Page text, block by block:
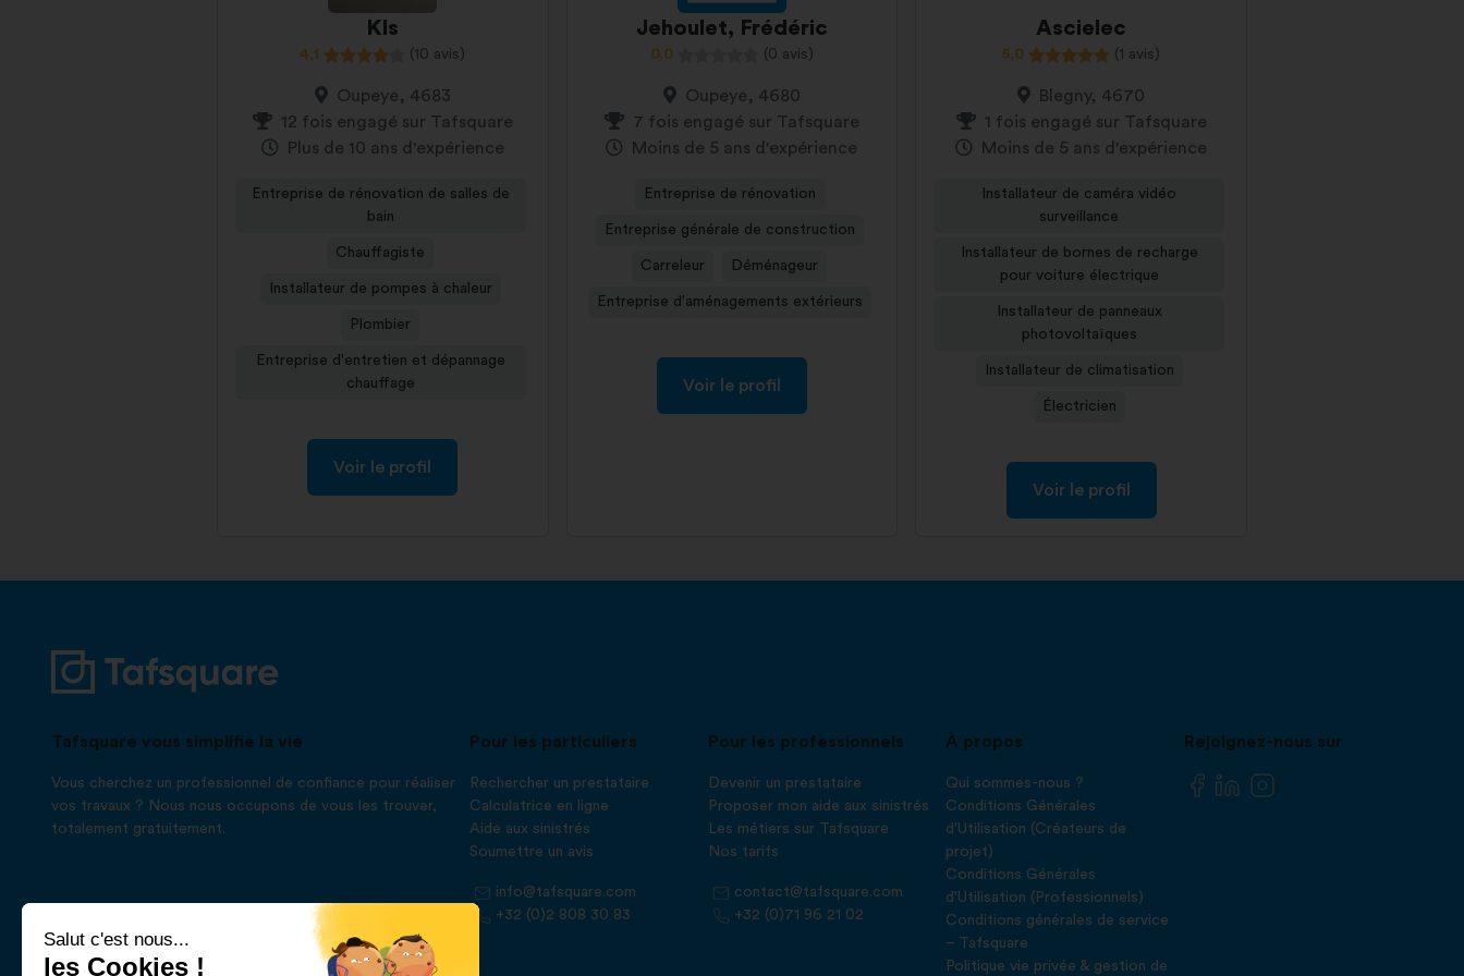
Kls
4,1 (10 avis)
Oupeye, 4683
12 fois engagé sur Tafsquare
Plus de 10 ans d'expérience
Entreprise de rénovation de salles de
bain
Chauffagiste
Installateur de pompes à chaleur
Plombier
Entreprise d'entretien et dépannage
chauffage
Voir le profil
Jehoulet, Frédéric
0,0 (0 avis)
Oupeye, 4680
7 fois engagé sur Tafsquare
Moins de 5 ans d'expérience
Entreprise de rénovation
Entreprise générale de construction
Carreleur Déménageur
Entreprise d'aménagements extérieurs
Voir le profil
Ascielec
5,0 (1 avis)
Blegny, 4670
1 fois engagé sur Tafsquare
Moins de 5 ans d'expérience
Installateur de caméra vidéo
surveillance
Installateur de bornes de recharge
pour voiture électrique
Installateur de panneaux
photovoltaïques
Installateur de climatisation
Électricien
Voir le profil
Tafsquare vous simplifie la vie
Vous cherchez un professionnel de confiance pour réaliser
vos travaux ? Nous nous occupons de vous les trouver,
totalement gratuitement.
Pour les particuliers
Rechercher un prestataire
Calculatrice en ligne
Aide aux sinistrés
Soumettre un avis
info@tafsquare.com
+32 (0)2 808 30 83
Pour les professionnels
Devenir un prestataire
Proposer mon aide aux sinistrés
Les métiers sur Tafsquare
Nos tarifs
contact@tafsquare.com
+32 (0)71 96 21 02
À propos
Qui sommes-nous ?
Conditions Générales
d'Utilisation (Créateurs de
projet)
Conditions Générales
d'Utilisation (Professionnels)
Conditions générales de service
– Tafsquare
Politique vie privée & gestion de
Rejoignez-nous sur
Salut c'est nous...
les Cookies !